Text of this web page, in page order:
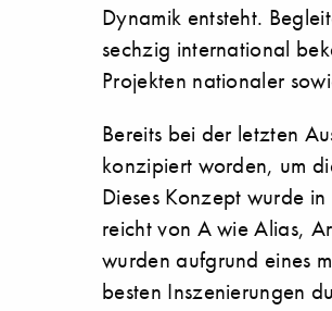
Dynamik entsteht.
sechzig international
Projekten nationaler
Bereits bei der letzten
konzipiert worden, um
Dieses Konzept wurde
reicht von A wie Alias,
wurden aufgrund eines
besten Inszenierungen